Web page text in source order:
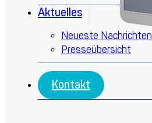
Aktuelles
Neueste Nachrichten
Presseübersicht
Kontakt